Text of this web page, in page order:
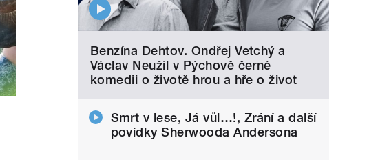
Benzína Dehtov. Ondřej Vetchý a
Václav Neužil v Pýchově černé
komedii o životě hrou a hře o život
Smrt v lese, Já vůl…!, Zrání a další
povídky Sherwooda Andersona